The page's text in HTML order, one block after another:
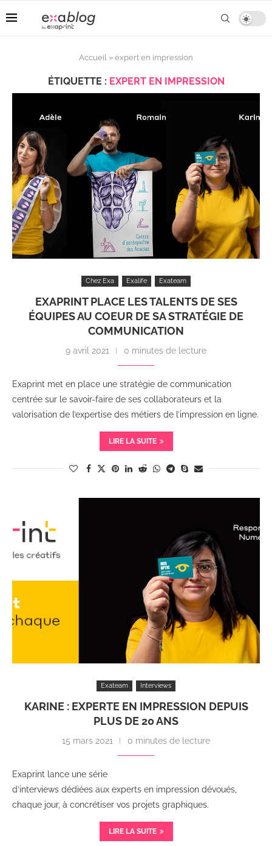
Accueil » expert en impression
ÉTIQUETTE : EXPERT EN IMPRESSION
Chez Exa Exalife Exateam
EXAPRINT PLACE LES TALENTS DE SES
ÉQUIPES AU COEUR DE SA STRATÉGIE DE
COMMUNICATION
9 avril 2021 0 minutes de lecture
Exaprint met en place une stratégie de communication
centrée sur le savoir-faire de ses collaborateurs et la
valorisation de l’expertise des métiers de l’impression en ligne.
LIRE LA SUITE
Exateam Interviews
KARINE : EXPERTE EN IMPRESSION DEPUIS
PLUS DE 20 ANS
15 mars 2021 0 minutes de lecture
Exaprint lance une série
d’interviews dédiées aux experts en impression dévoués,
chaque jour, à concrétiser vos projets graphiques.
LIRE LA SUITE